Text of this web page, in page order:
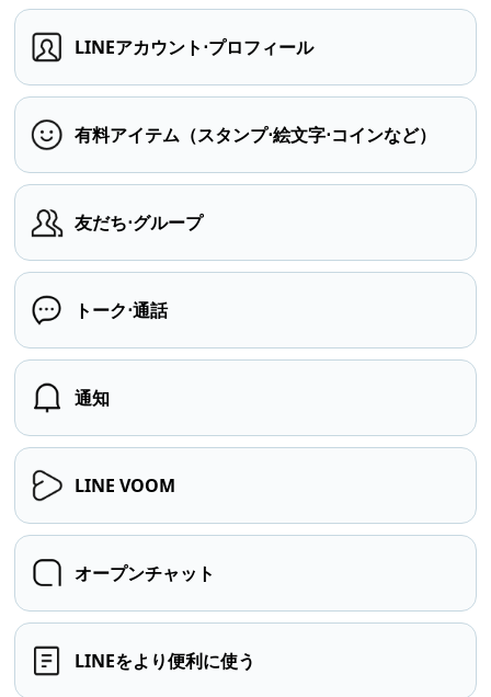
LINEアカウント⋅プロフィール
有料アイテム（スタンプ⋅絵文字⋅コインなど）
友だち⋅グループ
トーク⋅通話
通知
LINE VOOM
オープンチャット
LINEをより便利に使う